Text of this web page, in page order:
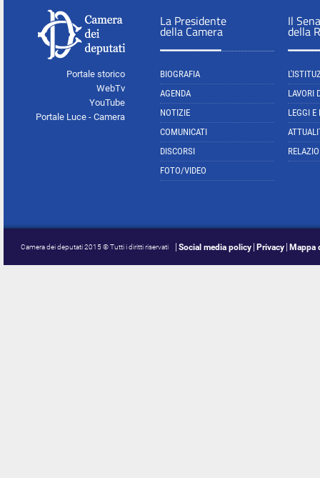
Portale storico
WebTv
YouTube
Portale Luce - Camera
La Presidente
della Camera
BIOGRAFIA
AGENDA
NOTIZIE
COMUNICATI
DISCORSI
FOTO/VIDEO
Il
della
LAVORI
LEGGI E
Camera dei deputati 2015 © Tutti i diritti riservati Social media policy Privacy Mappa